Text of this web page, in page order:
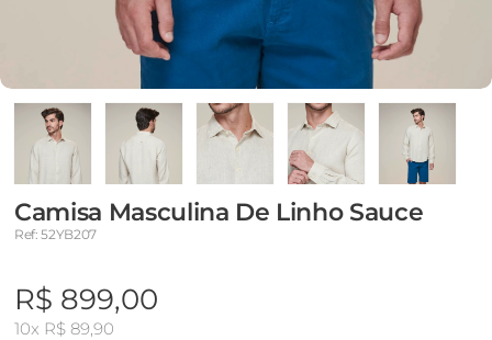
Camisa Masculina De Linho Sauce
Ref: 52YB207
R$ 899,00
10x R$ 89,90